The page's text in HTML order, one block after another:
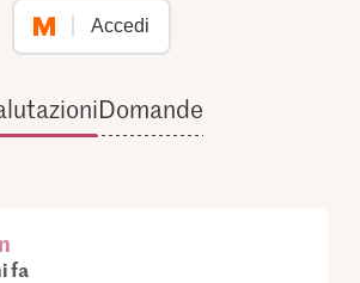
Accedi
Domande
fa